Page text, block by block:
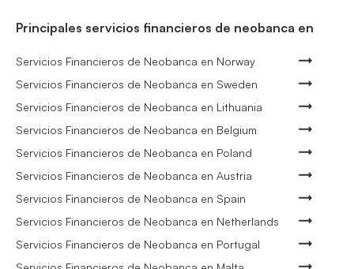
Principales servicios financieros de neobanca en
Servicios Financieros de Neobanca en Norway
Servicios Financieros de Neobanca en Sweden
Servicios Financieros de Neobanca en Lithuania
Servicios Financieros de Neobanca en Belgium
Servicios Financieros de Neobanca en Poland
Servicios Financieros de Neobanca en Austria
Servicios Financieros de Neobanca en Spain
Servicios Financieros de Neobanca en Netherlands
Servicios Financieros de Neobanca en Portugal